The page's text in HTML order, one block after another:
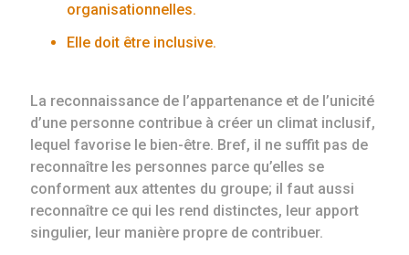
organisationnelles.
Elle doit être inclusive.
La reconnaissance de l’appartenance et de l’unicité
d’une personne contribue à créer un climat inclusif,
lequel favorise le bien-être. Bref, il ne suffit pas de
reconnaître les personnes parce qu’elles se
conforment aux attentes du groupe; il faut aussi
reconnaître ce qui les rend distinctes, leur apport
singulier, leur manière propre de contribuer.